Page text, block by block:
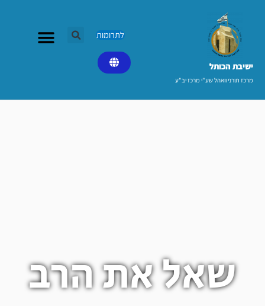
ישיבת הכותל​
מרכז תורני וואהל שע"י מרכז יב"ע
לתרומות
שאל את הרב